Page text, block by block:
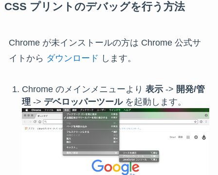
CSS プリントのデバッグを行う方法
Chrome が未インストールの方は Chrome 公式サ
イトから ダウンロード します。
Chrome のメインメニューより 表示-> 開発/管
理 -> デベロッパーツールを起動します。